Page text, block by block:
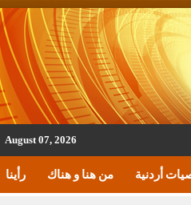
August 07, 2026
رأينا من هنا و هناك أردنية